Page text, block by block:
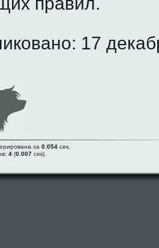
17
за 0.054 сек.
4 (0.007 сек).